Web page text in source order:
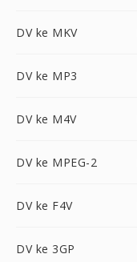
DV ke MKV
DV ke MP3
DV ke M4V
DV ke MPEG-2
DV ke F4V
DV ke 3GP